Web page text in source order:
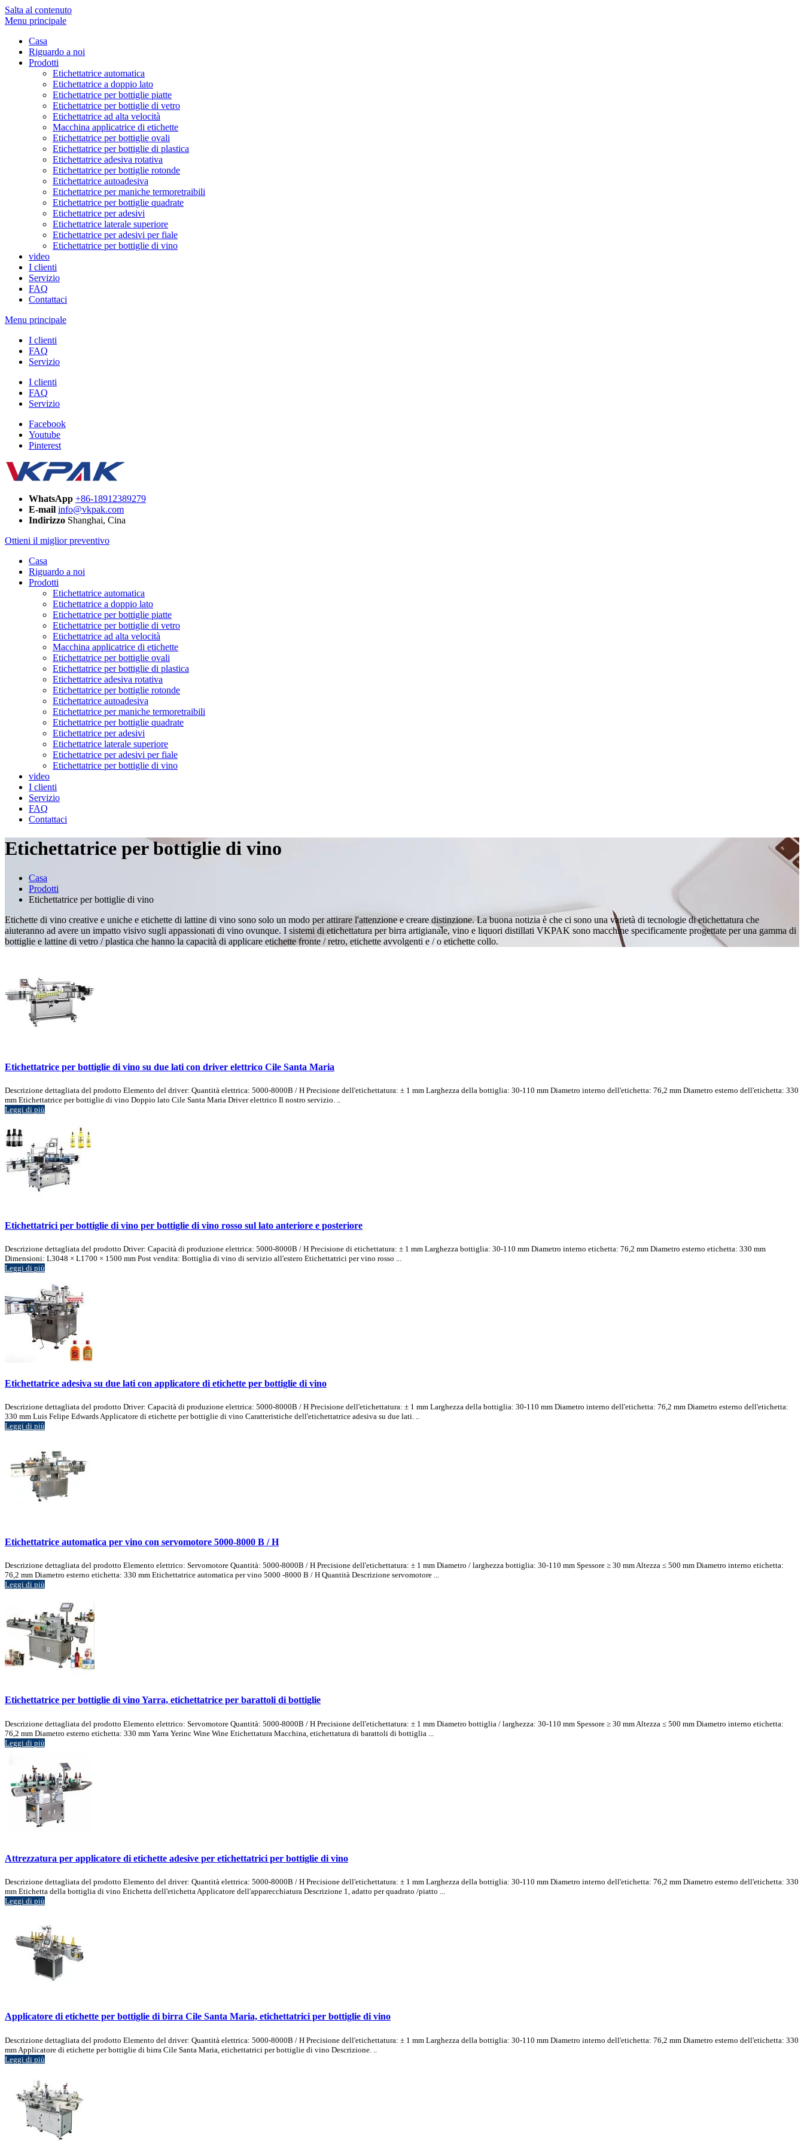
Salta al contenuto
Menu principale
Casa
Riguardo a noi
Prodotti
Etichettatrice automatica
Etichettatrice a doppio lato
Etichettatrice per bottiglie piatte
Etichettatrice per bottiglie di vetro
Etichettatrice ad alta velocità
Macchina applicatrice di etichette
Etichettatrice per bottiglie ovali
Etichettatrice per bottiglie di plastica
Etichettatrice adesiva rotativa
Etichettatrice per bottiglie rotonde
Etichettatrice autoadesiva
Etichettatrice per maniche termoretraibili
Etichettatrice per bottiglie quadrate
Etichettatrice per adesivi
Etichettatrice laterale superiore
Etichettatrice per adesivi per fiale
Etichettatrice per bottiglie di vino
video
I clienti
Servizio
FAQ
Contattaci
Menu principale
I clienti
FAQ
Servizio
I clienti
FAQ
Servizio
Facebook
Youtube
Pinterest
WhatsApp +86-18912389279
E-mail info@vkpak.com
Indirizzo Shanghai, Cina
Ottieni il miglior preventivo
Casa
Riguardo a noi
Prodotti
Etichettatrice automatica
Etichettatrice a doppio lato
Etichettatrice per bottiglie piatte
Etichettatrice per bottiglie di vetro
Etichettatrice ad alta velocità
Macchina applicatrice di etichette
Etichettatrice per bottiglie ovali
Etichettatrice per bottiglie di plastica
Etichettatrice adesiva rotativa
Etichettatrice per bottiglie rotonde
Etichettatrice autoadesiva
Etichettatrice per maniche termoretraibili
Etichettatrice per bottiglie quadrate
Etichettatrice per adesivi
Etichettatrice laterale superiore
Etichettatrice per adesivi per fiale
Etichettatrice per bottiglie di vino
video
I clienti
Servizio
FAQ
Contattaci
Etichettatrice per bottiglie di vino
Casa
Prodotti
Etichettatrice per bottiglie di vino
Etichette di vino creative e uniche e etichette di lattine di vino sono solo un modo per attirare l'attenzione e creare distinzione. La buona notizia è che ci sono una varietà di tecnologie di etichettatura che
aiuteranno ad avere un impatto visivo sugli appassionati di vino ovunque. I sistemi di etichettatura per birra artigianale, vino e liquori distillati VKPAK sono macchine specificamente progettate per una gamma di
bottiglie e lattine di vetro / plastica che hanno la capacità di applicare etichette fronte / retro, etichette avvolgenti e / o etichette collo.
Etichettatrice per bottiglie di vino su due lati con driver elettrico Cile Santa Maria
Descrizione dettagliata del prodotto Elemento del driver: Quantità elettrica: 5000-8000B / H Precisione dell'etichettatura: ± 1 mm Larghezza della bottiglia: 30-110 mm Diametro interno dell'etichetta: 76,2 mm Diametro esterno dell'etichetta: 330
mm Etichettatrice per bottiglie di vino Doppio lato Cile Santa Maria Driver elettrico Il nostro servizio. ..
Leggi di più
Etichettatrici per bottiglie di vino per bottiglie di vino rosso sul lato anteriore e posteriore
Descrizione dettagliata del prodotto Driver: Capacità di produzione elettrica: 5000-8000B / H Precisione di etichettatura: ± 1 mm Larghezza bottiglia: 30-110 mm Diametro interno etichetta: 76,2 mm Diametro esterno etichetta: 330 mm
Dimensioni: L3048 × L1700 × 1500 mm Post vendita: Bottiglia di vino di servizio all'estero Etichettatrici per vino rosso ...
Leggi di più
Etichettatrice adesiva su due lati con applicatore di etichette per bottiglie di vino
Descrizione dettagliata del prodotto Driver: Capacità di produzione elettrica: 5000-8000B / H Precisione dell'etichettatura: ± 1 mm Larghezza della bottiglia: 30-110 mm Diametro interno dell'etichetta: 76,2 mm Diametro esterno dell'etichetta:
330 mm Luis Felipe Edwards Applicatore di etichette per bottiglie di vino Caratteristiche dell'etichettatrice adesiva su due lati. ..
Leggi di più
Etichettatrice automatica per vino con servomotore 5000-8000 B / H
Descrizione dettagliata del prodotto Elemento elettrico: Servomotore Quantità: 5000-8000B / H Precisione dell'etichettatura: ± 1 mm Diametro / larghezza bottiglia: 30-110 mm Spessore ≥ 30 mm Altezza ≤ 500 mm Diametro interno etichetta:
76,2 mm Diametro esterno etichetta: 330 mm Etichettatrice automatica per vino 5000 -8000 B / H Quantità Descrizione servomotore ...
Leggi di più
Etichettatrice per bottiglie di vino Yarra, etichettatrice per barattoli di bottiglie
Descrizione dettagliata del prodotto Elemento elettrico: Servomotore Quantità: 5000-8000B / H Precisione dell'etichettatura: ± 1 mm Diametro bottiglia / larghezza: 30-110 mm Spessore ≥ 30 mm Altezza ≤ 500 mm Diametro interno etichetta:
76,2 mm Diametro esterno etichetta: 330 mm Yarra Yerinc Wine Wine Etichettatura Macchina, etichettatura di barattoli di bottiglia ...
Leggi di più
Attrezzatura per applicatore di etichette adesive per etichettatrici per bottiglie di vino
Descrizione dettagliata del prodotto Elemento del driver: Quantità elettrica: 5000-8000B / H Precisione dell'etichettatura: ± 1 mm Larghezza della bottiglia: 30-110 mm Diametro interno dell'etichetta: 76,2 mm Diametro esterno dell'etichetta: 330
mm Etichetta della bottiglia di vino Etichetta dell'etichetta Applicatore dell'apparecchiatura Descrizione 1, adatto per quadrato /piatto ...
Leggi di più
Applicatore di etichette per bottiglie di birra Cile Santa Maria, etichettatrici per bottiglie di vino
Descrizione dettagliata del prodotto Elemento del driver: Quantità elettrica: 5000-8000B / H Precisione dell'etichettatura: ± 1 mm Larghezza della bottiglia: 30-110 mm Diametro interno dell'etichetta: 76,2 mm Diametro esterno dell'etichetta: 330
mm Applicatore di etichette per bottiglie di birra Cile Santa Maria, etichettatrici per bottiglie di vino Descrizione. ..
Leggi di più